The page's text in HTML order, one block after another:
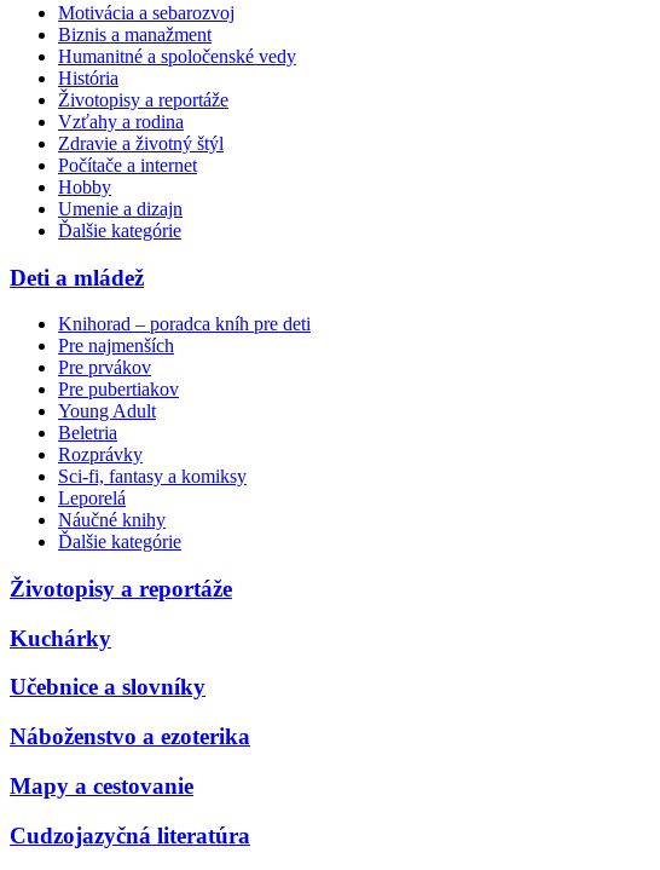
Motivácia a sebarozvoj
Biznis a manažment
Humanitné a spoločenské vedy
História
Životopisy a reportáže
Vzťahy a rodina
Zdravie a životný štýl
Počítače a internet
Hobby
Umenie a dizajn
Ďalšie kategórie
Deti a mládež
Knihorad – poradca kníh pre deti
Pre najmenších
Pre prvákov
Pre pubertiakov
Young Adult
Beletria
Rozprávky
Sci-fi, fantasy a komiksy
Leporelá
Náučné knihy
Ďalšie kategórie
Životopisy a reportáže
Kuchárky
Učebnice a slovníky
Náboženstvo a ezoterika
Mapy a cestovanie
Cudzojazyčná literatúra